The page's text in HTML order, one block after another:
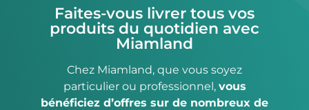
Faites-vous livrer tous vos
produits du quotidien avec
Miamland
Chez Miamland, que vous soyez
particulier ou professionnel, vous
bénéficiez d’offres sur de nombreux de